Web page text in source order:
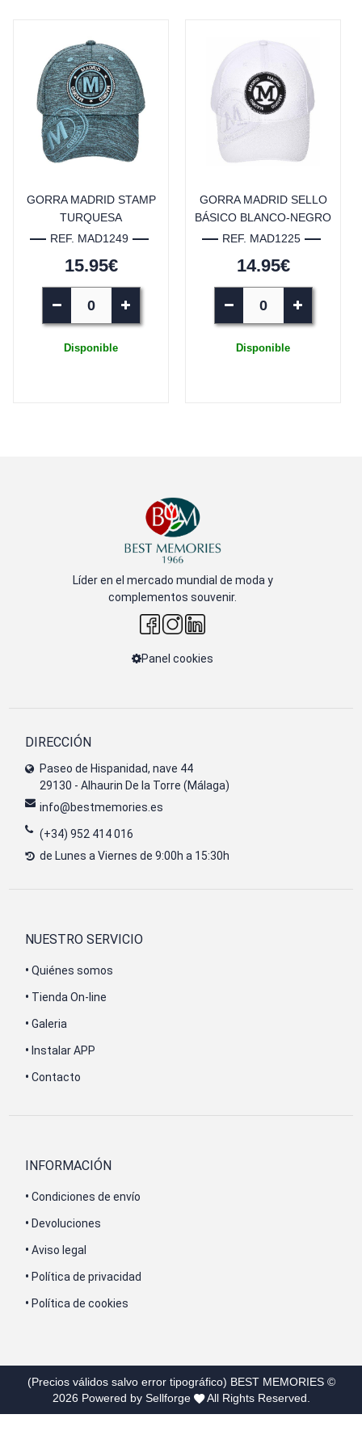
GORRA MADRID STAMP
TURQUESA
REF. MAD1249
15.95€
Disponible
GORRA MADRID SELLO
BÁSICO BLANCO-NEGRO
REF. MAD1225
14.95€
Disponible
Líder en el mercado mundial de moda y
complementos souvenir.
Panel cookies
DIRECCIÓN
Paseo de Hispanidad, nave 44
29130 - Alhaurin De la Torre (Málaga)
info@bestmemories.es
(+34) 952 414 016
de Lunes a Viernes de 9:00h a 15:30h
NUESTRO SERVICIO
• Quiénes somos
• Tienda On-line
• Galeria
• Instalar APP
• Contacto
INFORMACIÓN
• Condiciones de envío
• Devoluciones
• Aviso legal
• Política de privacidad
• Política de cookies
(Precios válidos salvo error tipográfico) BEST MEMORIES©
2026 Powered by Sellforge All Rights Reserved.